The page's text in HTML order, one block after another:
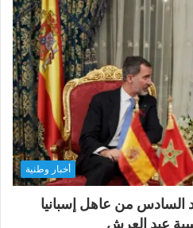
أخبار وطنية
السادس من عاهل إسبانيا
عيد العرش